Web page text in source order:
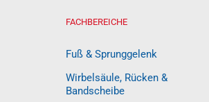
FACHBEREICHE
Fuß & Sprunggelenk
Wirbelsäule, Rücken &
Bandscheibe